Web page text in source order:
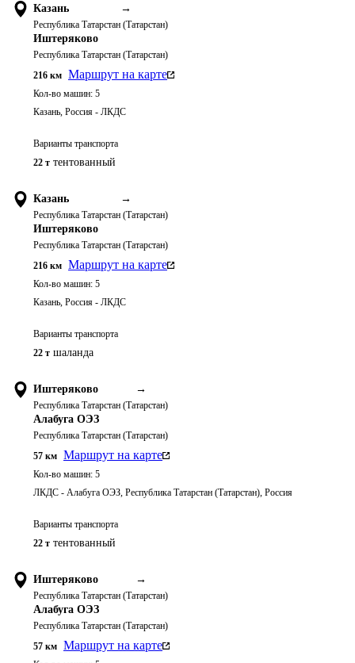
Казань →
Республика Татарстан (Татарстан)
Иштеряково
Республика Татарстан (Татарстан)
216 км Маршрут на карте
Кол-во машин: 5
Казань, Россия - ЛКДС
Варианты транспорта
22 т тентованный
Казань →
Республика Татарстан (Татарстан)
Иштеряково
Республика Татарстан (Татарстан)
216 км Маршрут на карте
Кол-во машин: 5
Казань, Россия - ЛКДС
Варианты транспорта
22 т шаланда
Иштеряково →
Республика Татарстан (Татарстан)
Алабуга ОЭЗ
Республика Татарстан (Татарстан)
57 км Маршрут на карте
Кол-во машин: 5
ЛКДС - Алабуга ОЭЗ, Республика Татарстан (Татарстан), Россия
Варианты транспорта
22 т тентованный
Иштеряково →
Республика Татарстан (Татарстан)
Алабуга ОЭЗ
Республика Татарстан (Татарстан)
57 км Маршрут на карте